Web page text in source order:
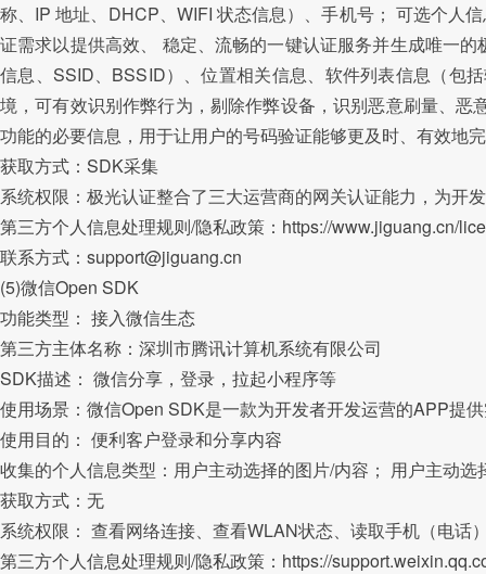
称、IP 地址、DHCP、WIFI 状态信息）、手机号； 可选个人
证需求以提供高效、 稳定、流畅的一键认证服务并生成唯一
信息、SSID、BSSID）、位置相关信息、软件列表信息（包
境，可有效识别作弊行为，剔除作弊设备，识别恶意刷量、
功能的必要信息，用于让用户的号码验证能够更及时、有效地
获取方式：SDK采集
系统权限：极光认证整合了三大运营商的网关认证能力，为开
第三方个人信息处理规则/隐私政策：https://www.jiguang.cn/
联系方式：support@jiguang.cn
(5)微信Open SDK
功能类型： 接入微信生态
第三方主体名称：深圳市腾讯计算机系统有限公司
SDK描述： 微信分享，登录，拉起小程序等
使用场景：微信Open SDK是一款为开发者开发运营的APP提
使用目的： 便利客户登录和分享内容
收集的个人信息类型：用户主动选择的图片/内容； 用户主动
获取方式：无
系统权限： 查看网络连接、查看WLAN状态、读取手机（电话
第三方个人信息处理规则/隐私政策：https://